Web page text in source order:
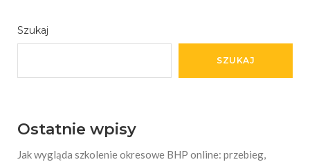
Szukaj
SZUKAJ
Ostatnie wpisy
Jak wygląda szkolenie okresowe BHP online: przebieg,